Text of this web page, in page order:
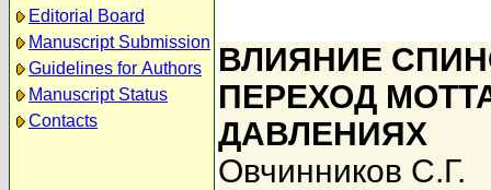
Editorial Board
Manuscript Submission
Guidelines for Authors
Manuscript Status
Contacts
ВЛИЯНИЕ
ПЕРЕХОД
ДАВЛЕНИЯХ
Овчинников С.Г.